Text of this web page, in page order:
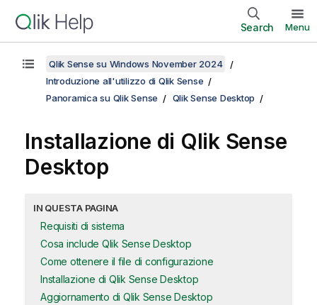
Search Menu
Qlik Sense su Windows November 2024
Introduzione all'utilizzo di Qlik Sense
Panoramica su Qlik Sense
Qlik Sense Desktop
Installazione di Qlik Sense
Desktop
IN QUESTA PAGINA
Requisiti di sistema
Cosa include Qlik Sense Desktop
Come ottenere il file di configurazione
Installazione di Qlik Sense Desktop
Aggiornamento di Qlik Sense Desktop